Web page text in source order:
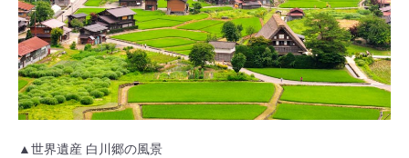
▲世界遺産 白川郷の風景